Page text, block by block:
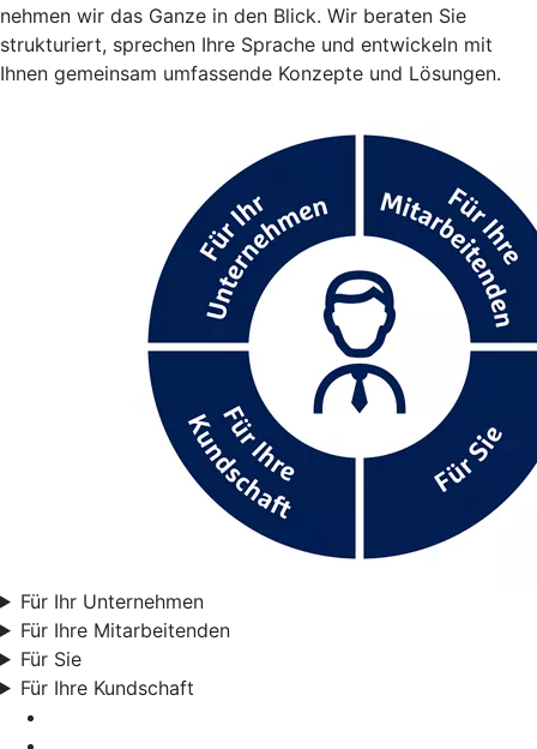
nehmen wir das Ganze in den Blick. Wir beraten Sie
strukturiert, sprechen Ihre Sprache und entwickeln mit
Ihnen gemeinsam umfassende Konzepte und Lösungen.
Für Ihr Unternehmen
Für Ihre Mitarbeitenden
Für Sie
Für Ihre Kundschaft